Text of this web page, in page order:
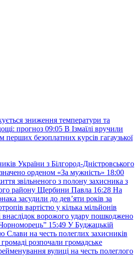
зниження температури та
прогноз 09:05 В Ізмаїлі вручили
перших безоплатних курсів гагаузької
України з Білгород-Дністровського
орденом «За мужність» 18:00
звільненого з полону захисника з
району Щербини Павла 16:28 На
засудили до дев’яти років за
вартістю у кілька мільйонів
внаслідок ворожого удару пошкоджено
15:49 У Буджацькій
Слави на честь полеглих захисників
розпочали громадське
вулиці на честь полеглого